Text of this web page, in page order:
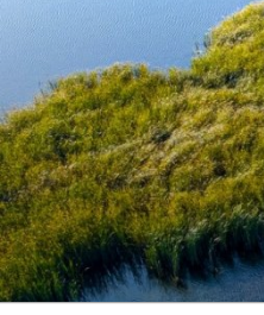
Doties